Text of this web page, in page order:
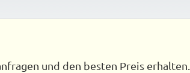
und den besten Preis erhalten.